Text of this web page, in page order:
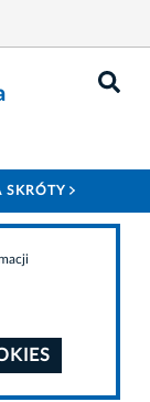
SKRÓTY